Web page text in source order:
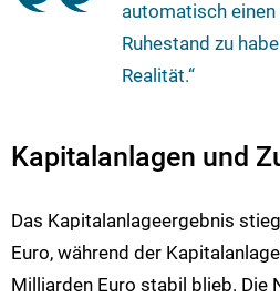
automatisch
Ruhestand zu
Realität.“
Kapitalanlagen und
Das Kapitalanlageergebnis
Euro, während der
Milliarden Euro stabil blieb. Die